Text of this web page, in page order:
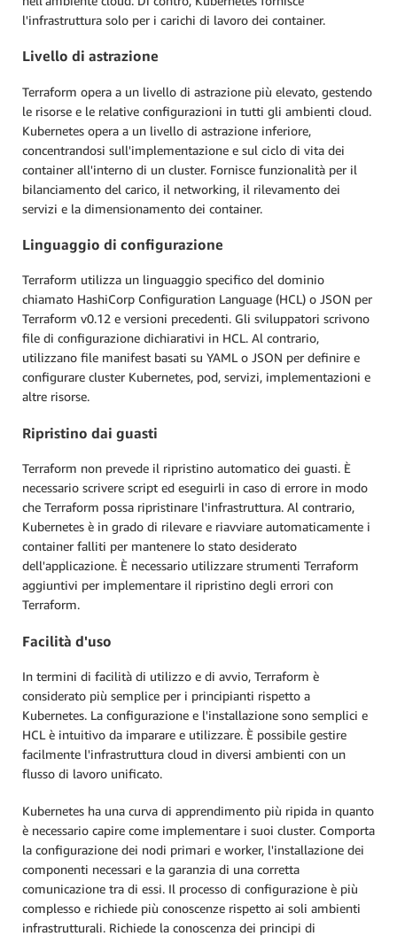
l'infrastruttura solo per i carichi di lavoro dei container.
Livello di astrazione
Terraform opera a un livello di astrazione più elevato, gestendo
le risorse e le relative configurazioni in tutti gli ambienti cloud.
Kubernetes opera a un livello di astrazione inferiore,
concentrandosi sull'implementazione e sul ciclo di vita dei
container all'interno di un cluster. Fornisce funzionalità per il
bilanciamento del carico, il networking, il rilevamento dei
servizi e la dimensionamento dei container.
Linguaggio di configurazione
Terraform utilizza un linguaggio specifico del dominio
chiamato HashiCorp Configuration Language (HCL) o JSON per
Terraform v0.12 e versioni precedenti. Gli sviluppatori scrivono
file di configurazione dichiarativi in HCL. Al contrario,
utilizzano file manifest basati su YAML o JSON per definire e
configurare cluster Kubernetes, pod, servizi, implementazioni e
altre risorse.
Ripristino dai guasti
Terraform non prevede il ripristino automatico dei guasti. È
necessario scrivere script ed eseguirli in caso di errore in modo
che Terraform possa ripristinare l'infrastruttura. Al contrario,
Kubernetes è in grado di rilevare e riavviare automaticamente i
container falliti per mantenere lo stato desiderato
dell'applicazione. È necessario utilizzare strumenti Terraform
aggiuntivi per implementare il ripristino degli errori con
Terraform.
Facilità d'uso
In termini di facilità di utilizzo e di avvio, Terraform è
considerato più semplice per i principianti rispetto a
Kubernetes. La configurazione e l'installazione sono semplici e
HCL è intuitivo da imparare e utilizzare. È possibile gestire
facilmente l'infrastruttura cloud in diversi ambienti con un
flusso di lavoro unificato.
Kubernetes ha una curva di apprendimento più ripida in quanto
è necessario capire come implementare i suoi cluster. Comporta
la configurazione dei nodi primari e worker, l'installazione dei
componenti necessari e la garanzia di una corretta
comunicazione tra di essi. Il processo di configurazione è più
complesso e richiede più conoscenze rispetto ai soli ambienti
infrastrutturali. Richiede la conoscenza dei principi di